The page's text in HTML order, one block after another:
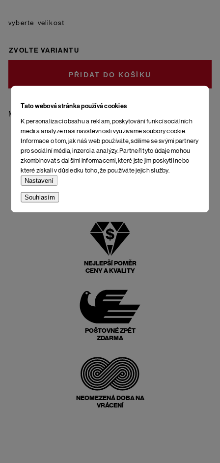
Tato webová stránka používá cookies
K personalizaci obsahu a reklam, poskytování funkcí sociálních
médií a analýze naší návštěvnosti využíváme soubory cookie.
Informace o tom, jak náš web používáte, sdílíme se svými partnery
pro sociální média, inzerci a analýzy. Partneři tyto údaje mohou
zkombinovat s dalšími informacemi, které jste jim poskytli nebo
které získali v důsledku toho, že používáte jejich služby.
Nastavení
Souhlasím
Materiál: 85 % bavlna - česaná, 10 % polyamid, 5 % elastan
velikost
ZVOLTE VARIANTU
DO KOŠÍKU
NEJLEPŠÍ POMĚR
CENY A KVALITY
POŠTOVNÉ ZPĚT
ZDARMA
NEOMEZENÁ DOBA NA
VRÁCENÍ